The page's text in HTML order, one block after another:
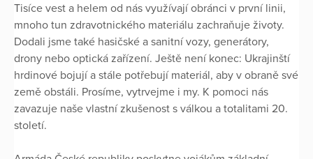
Tisíce vest a helem od nás využívají obránci v první linii,
mnoho tun zdravotnického materiálu zachraňuje životy.
Dodali jsme také hasičské a sanitní vozy, generátory,
drony nebo optická zařízení. Ještě není konec: Ukrajinští
hrdinové bojují a stále potřebují materiál, aby v obraně své
země obstáli. Prosíme, vytrvejme i my. K pomoci nás
zavazuje naše vlastní zkušenost s válkou a totalitami 20.
století.